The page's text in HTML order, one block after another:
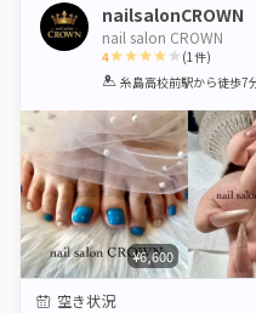
nailsalonCROWN
nail salon CROWN
4
1 2 3 4 5
(1件)
糸島高校前駅から徒歩7
¥6,600
空き状況